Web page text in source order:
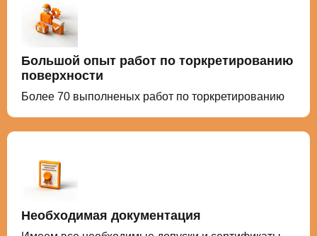
Большой опыт работ по торкретированию
поверхности
Более 70 выполненых работ по торкретированию
Необходимая документация